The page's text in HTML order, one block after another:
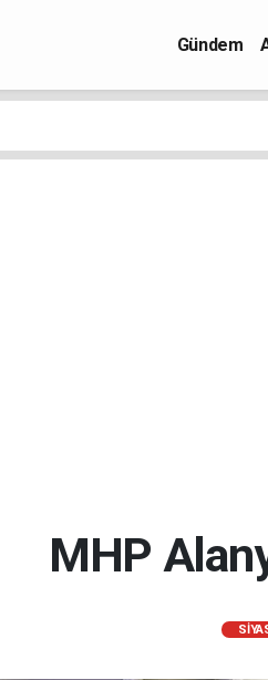
Gündem
MHP